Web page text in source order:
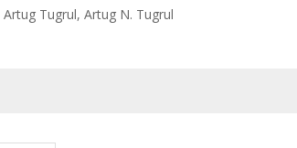
Artug Tugrul, Artug N. Tugrul